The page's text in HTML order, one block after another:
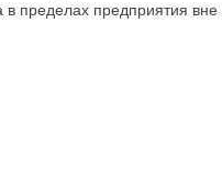
в пределах предприятия вне